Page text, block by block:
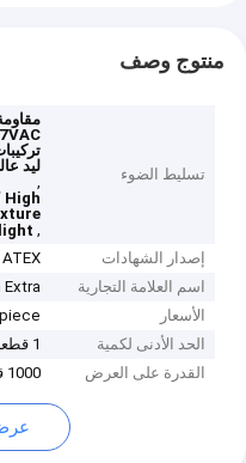
منتوج وصف
تسليط الضوء
ليد
,
High
,
إصدار الشهادات
اسم العلامة التجارية
Extra
الأسعار
الحد الأدنى لكمية
1 قطعة
القدرة على العرض
1000 قطعة في الشهر